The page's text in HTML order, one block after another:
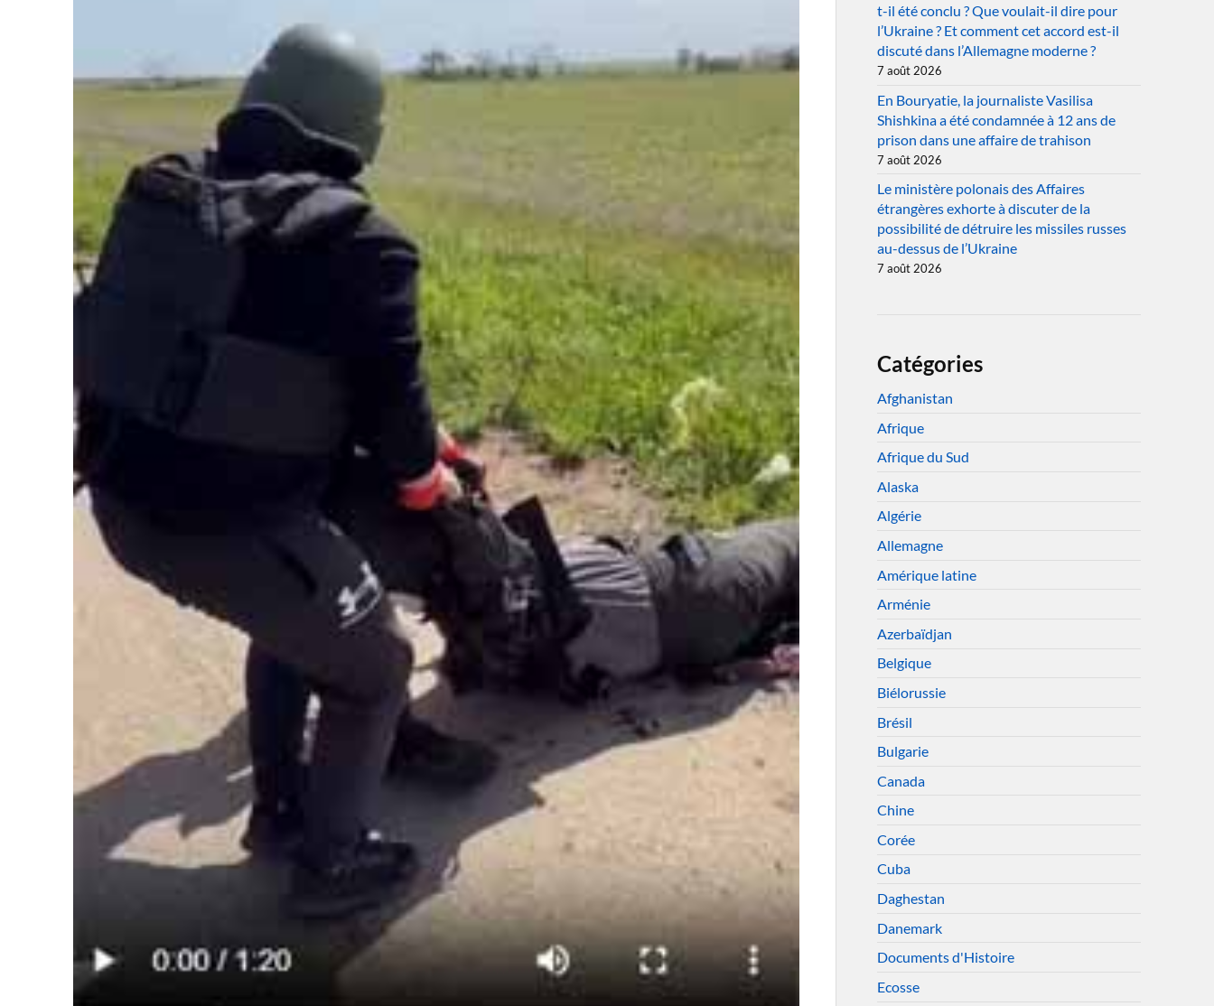
t-il été conclu ? Que voulait-il dire pour
l’Ukraine ? Et comment cet accord est-il
discuté dans l’Allemagne moderne ?
7 août 2026
En Bouryatie, la journaliste Vasilisa
Shishkina a été condamnée à 12 ans de
prison dans une affaire de trahison
7 août 2026
Le ministère polonais des Affaires
étrangères exhorte à discuter de la
possibilité de détruire les missiles russes
au-dessus de l’Ukraine
7 août 2026
Catégories
Afghanistan
Afrique
Afrique du Sud
Alaska
Algérie
Allemagne
Amérique latine
Arménie
Azerbaïdjan
Belgique
Biélorussie
Brésil
Bulgarie
Canada
Chine
Corée
Cuba
Daghestan
Danemark
Documents d'Histoire
Ecosse